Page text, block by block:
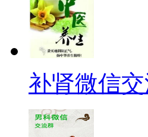
补肾微信